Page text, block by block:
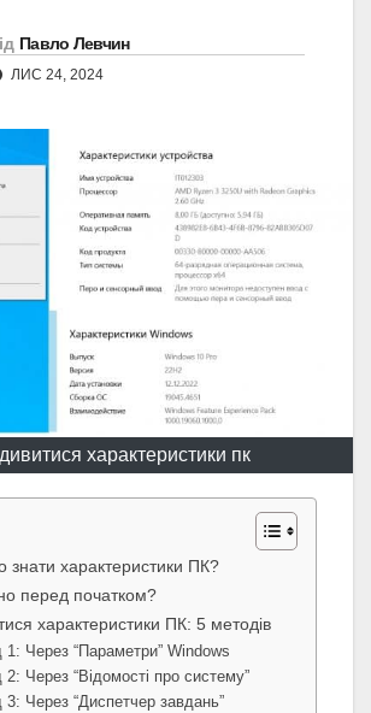
Павло Левчин
ЛИС 24, 2024
характеристики пк
знати характеристики ПК?
перед початком?
характеристики ПК: 5 методів
1: Через “Параметри” Windows
2: Через “Відомості про систему”
3: Через “Диспетчер завдань”